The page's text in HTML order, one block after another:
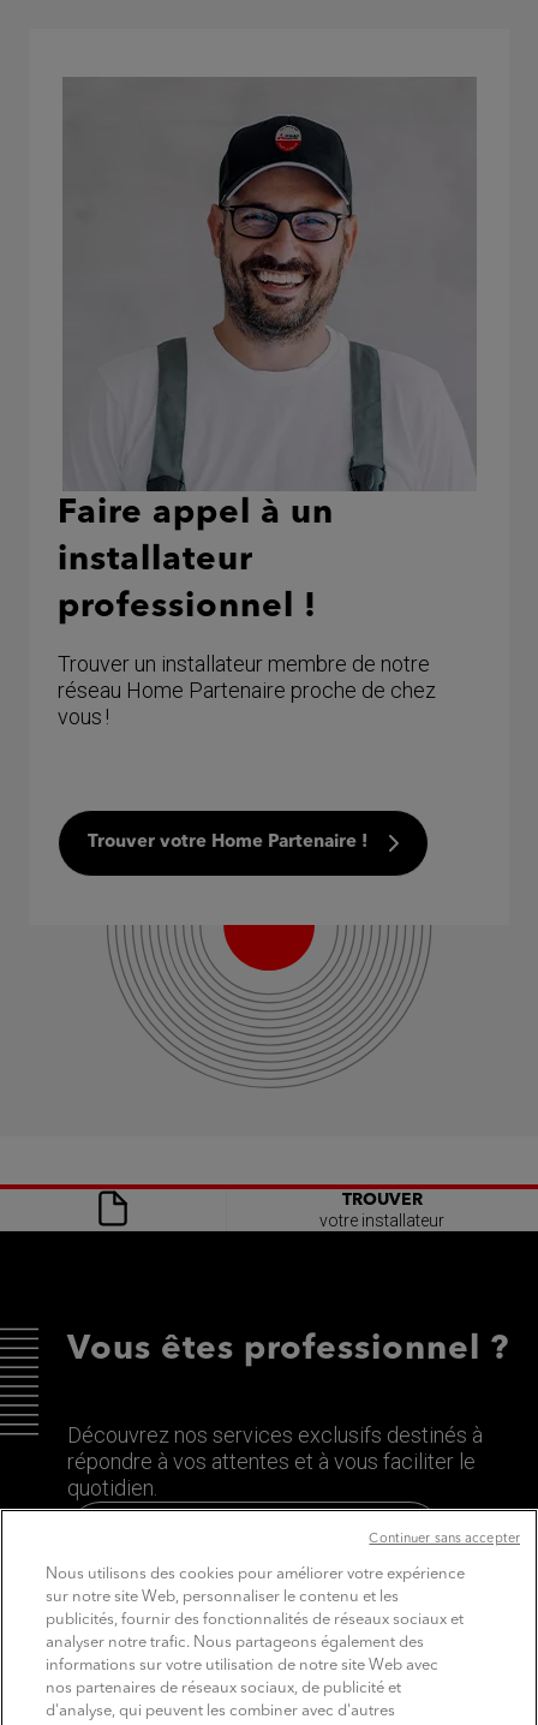
Faire appel à un
installateur
professionnel !
Trouver un installateur membre de notre
réseau Home Partenaire proche de chez
vous !
Trouver votre Home Partenaire !
TROUVER
votre installateur
Vous êtes professionnel ?
Découvrez nos services exclusifs destinés à
répondre à vos attentes et à vous faciliter le
quotidien.
Découvrez le site dédié aux Pros
Nous utilisons des cookies pour améliorer votre expérience
sur notre site Web, personnaliser le contenu et les
publicités, fournir des fonctionnalités de réseaux sociaux et
analyser notre trafic. Nous partageons également des
informations sur votre utilisation de notre site Web avec
nos partenaires de réseaux sociaux, de publicité et
d'analyse, qui peuvent les combiner avec d'autres
Continuer sans accepter